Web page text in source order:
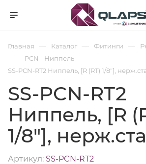
Главная — Каталог — Фитинги —
— PCN - Ниппель —
SS-PCN-RT2 Ниппель, [R (RT) 1/8"],
SS-PCN-RT2
Ниппель, [R
1/8"],
Артикул: SS-PCN-RT2